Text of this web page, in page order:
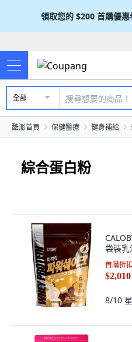
領取您的 $200 首購優惠
全部
酷澎首頁 保健醫療 健身補給
綜合蛋白粉
袋裝乳
首購折
$2,010
8/10